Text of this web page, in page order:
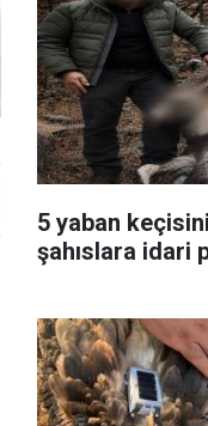
5 yaban
şahıslara idari